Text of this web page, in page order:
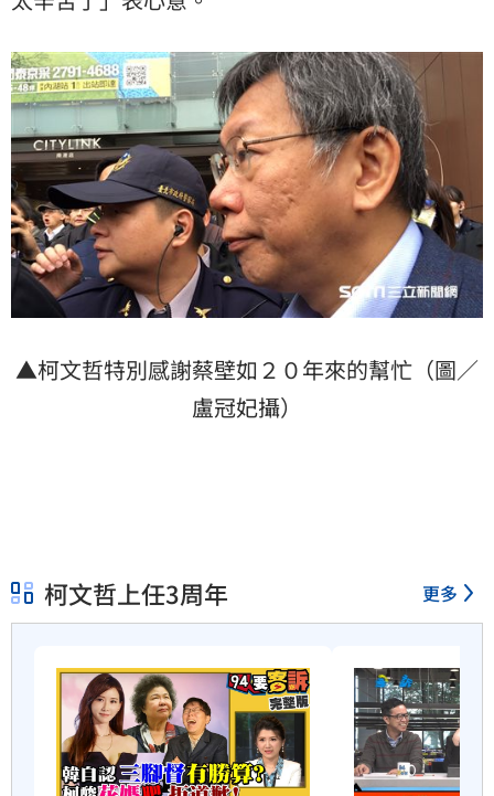
▲柯文哲特別感謝蔡壁如２０年來的幫忙（圖／
盧冠妃攝）
柯文哲上任3周年 更多